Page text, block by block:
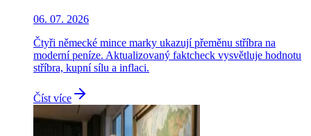
06. 07. 2026
Čtyři německé mince marky ukazují přeměnu stříbra na
moderní peníze. Aktualizovaný faktcheck vysvětluje hodnotu
stříbra, kupní sílu a inflaci.
Číst více